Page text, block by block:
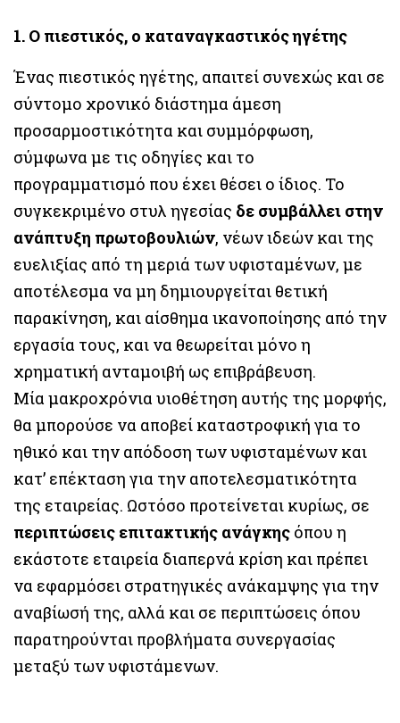
1. Ο πιεστικός, ο καταναγκαστικός ηγέτης
Ένας πιεστικός ηγέτης, απαιτεί συνεχώς και σε
σύντομο χρονικό διάστημα άμεση
προσαρμοστικότητα και συμμόρφωση,
σύμφωνα με τις οδηγίες και το
προγραμματισμό που έχει θέσει ο ίδιος. Το
συγκεκριμένο στυλ ηγεσίας δε συμβάλλει στην
ανάπτυξη πρωτοβουλιών, νέων ιδεών και της
ευελιξίας από τη μεριά των υφισταμένων, με
αποτέλεσμα να μη δημιουργείται θετική
παρακίνηση, και αίσθημα ικανοποίησης από την
εργασία τους, και να θεωρείται μόνο η
χρηματική ανταμοιβή ως επιβράβευση.
Μία μακροχρόνια υιοθέτηση αυτής της μορφής,
θα μπορούσε να αποβεί καταστροφική για το
ηθικό και την απόδοση των υφισταμένων και
κατ’ επέκταση για την αποτελεσματικότητα
της εταιρείας. Ωστόσο προτείνεται κυρίως, σε
περιπτώσεις επιτακτικής ανάγκης όπου η
εκάστοτε εταιρεία διαπερνά κρίση και πρέπει
να εφαρμόσει στρατηγικές ανάκαμψης για την
αναβίωσή της, αλλά και σε περιπτώσεις όπου
παρατηρούνται προβλήματα συνεργασίας
μεταξύ των υφιστάμενων.